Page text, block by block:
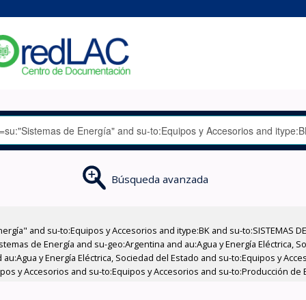
Búsqueda avanzada
and su-to:Equipos y Accesorios and itype:BK and su-to:SISTEMAS
de Energía and su-geo:Argentina and au:Agua y Energía Eléctrica,
y Energía Eléctrica, Sociedad del Estado and su-to:Equipos y
y Accesorios and su-to:Equipos y Accesorios and su-to:Producción de